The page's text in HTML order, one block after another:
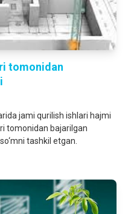
tomonidan
jami qurilish ishlari hajmi
tomonidan bajarilgan
tashkil etgan.